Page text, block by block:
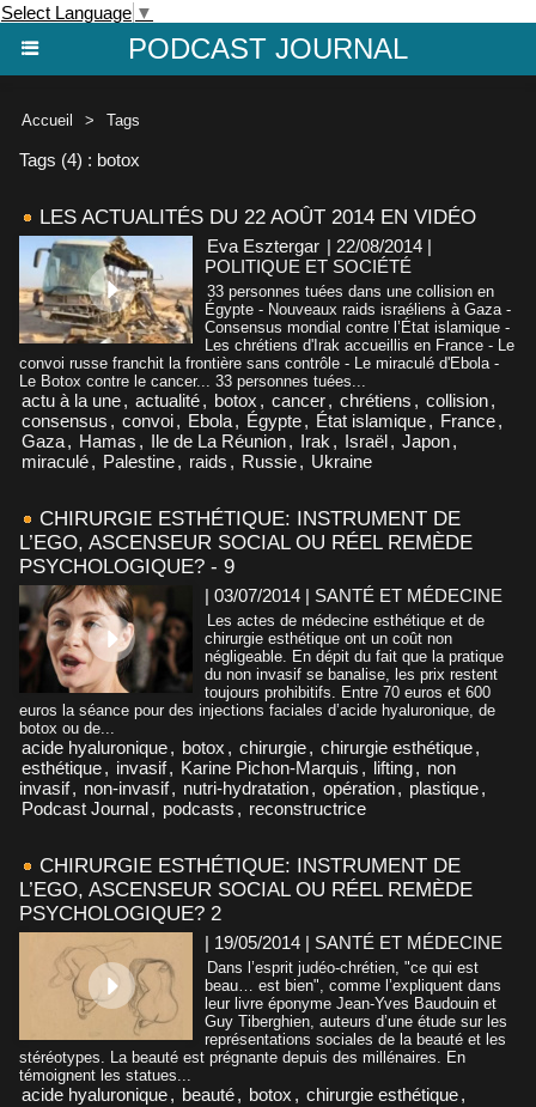
Select Language ▼
PODCAST JOURNAL
Accueil > Tags
Tags (4) : botox
LES ACTUALITÉS DU 22 AOÛT 2014 EN VIDÉO
Eva Esztergar | 22/08/2014 |
POLITIQUE ET SOCIÉTÉ
33 personnes tuées dans une collision en
Égypte - Nouveaux raids israéliens à Gaza -
Consensus mondial contre l’État islamique -
Les chrétiens d'Irak accueillis en France - Le
convoi russe franchit la frontière sans contrôle - Le miraculé d'Ebola -
Le Botox contre le cancer... 33 personnes tuées...
actu à la une, actualité, botox , cancer, chrétiens , collision,
consensus , convoi, Ebola, Égypte, État islamique, France,
Gaza, Hamas , Ile de La Réunion, Irak , Israël, Japon,
miraculé, Palestine, raids , Russie, Ukraine
CHIRURGIE ESTHÉTIQUE: INSTRUMENT DE
L’EGO, ASCENSEUR SOCIAL OU RÉEL REMÈDE
PSYCHOLOGIQUE? - 9
| 03/07/2014 | SANTÉ ET MÉDECINE
Les actes de médecine esthétique et de
chirurgie esthétique ont un coût non
négligeable. En dépit du fait que la pratique
du non invasif se banalise, les prix restent
toujours prohibitifs. Entre 70 euros et 600
euros la séance pour des injections faciales d’acide hyaluronique, de
botox ou de...
acide hyaluronique, botox , chirurgie, chirurgie esthétique,
esthétique, invasif, Karine Pichon-Marquis , lifting, non
invasif, non-invasif, nutri-hydratation, opération, plastique,
Podcast Journal, podcasts , reconstructrice
CHIRURGIE ESTHÉTIQUE: INSTRUMENT DE
L’EGO, ASCENSEUR SOCIAL OU RÉEL REMÈDE
PSYCHOLOGIQUE? 2
| 19/05/2014 | SANTÉ ET MÉDECINE
Dans l’esprit judéo-chrétien, "ce qui est
beau… est bien", comme l’expliquent dans
leur livre éponyme Jean-Yves Baudouin et
Guy Tiberghien, auteurs d’une étude sur les
représentations sociales de la beauté et les
stéréotypes. La beauté est prégnante depuis des millénaires. En
témoignent les statues...
acide hyaluronique, beauté, botox , chirurgie esthétique,